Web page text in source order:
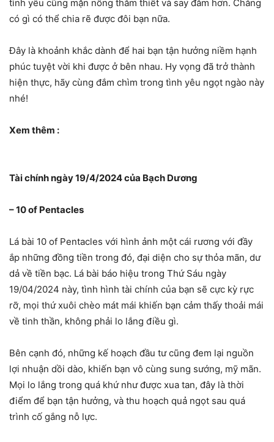
tình yêu cũng mặn nồng thắm thiết và say đắm hơn. Chẳng
có gì có thể chia rẽ được đôi bạn nữa.
Đây là khoảnh khắc dành để hai bạn tận hưởng niềm hạnh
phúc tuyệt vời khi được ở bên nhau. Hy vọng đã trở thành
hiện thực, hãy cùng đắm chìm trong tình yêu ngọt ngào này
nhé!
Xem thêm :
Tài chính ngày 19/4/2024 của Bạch Dương
– 10 of Pentacles
Lá bài 10 of Pentacles với hình ảnh một cái rương với đầy
ắp những đồng tiền trong đó, đại diện cho sự thỏa mãn, dư
dả về tiền bạc. Lá bài báo hiệu trong Thứ Sáu ngày
19/04/2024 này, tình hình tài chính của bạn sẽ cực kỳ rực
rỡ, mọi thứ xuôi chèo mát mái khiến bạn cảm thấy thoải mái
về tinh thần, không phải lo lắng điều gì.
Bên cạnh đó, những kế hoạch đầu tư cũng đem lại nguồn
lợi nhuận dồi dào, khiến bạn vô cùng sung sướng, mỹ mãn.
Mọi lo lắng trong quá khứ như được xua tan, đây là thời
điểm để bạn tận hưởng, và thu hoạch quả ngọt sau quá
trình cố gắng nỗ lực.